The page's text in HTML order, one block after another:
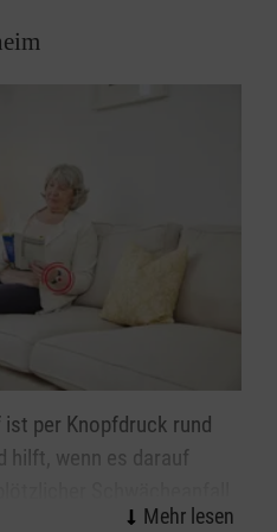
per Knopfdruck rund
hilft, wenn es darauf
Alter steigt die Sorge